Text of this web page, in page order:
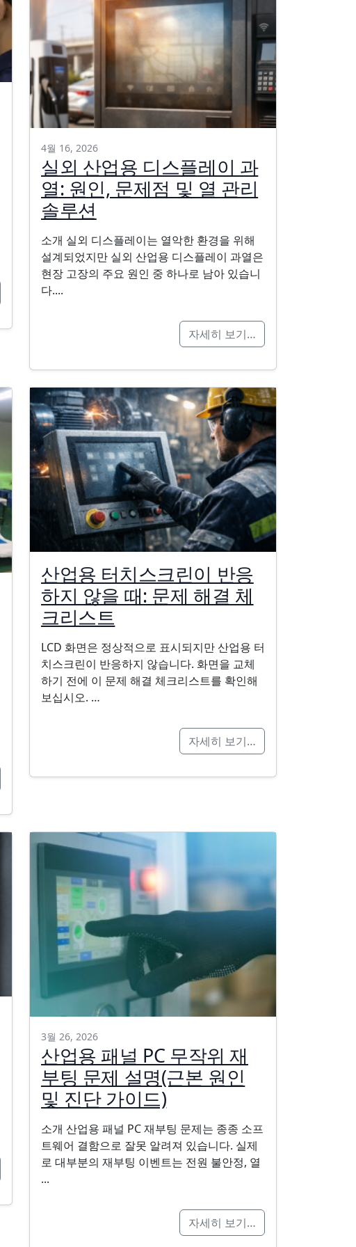
4월 16, 2026
실외 산업용 디스플레이 과
열: 원인, 문제점 및 열 관리
솔루션
소개 실외 디스플레이는 열악한 환경을 위해
설계되었지만 실외 산업용 디스플레이 과열은
현장 고장의 주요 원인 중 하나로 남아 있습니
다....
자세히 보기…
산업용 터치스크린이 반응
하지 않을 때: 문제 해결 체
크리스트
LCD 화면은 정상적으로 표시되지만 산업용 터
치스크린이 반응하지 않습니다. 화면을 교체
하기 전에 이 문제 해결 체크리스트를 확인해
보십시오. …
자세히 보기…
3월 26, 2026
산업용 패널 PC 무작위 재
부팅 문제 설명(근본 원인
및 진단 가이드)
소개 산업용 패널 PC 재부팅 문제는 종종 소프
트웨어 결함으로 잘못 알려져 있습니다. 실제
로 대부분의 재부팅 이벤트는 전원 불안정, 열
...
자세히 보기…